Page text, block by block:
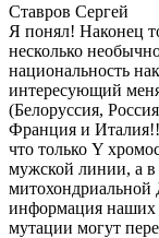
Ставров Сергей
Я понял! Наконец
несколько
национальность
интересующий меня
(Белоруссия,
Франция и
что только Y
мужской линии, а в
митохондриальной
информация наших
мутации могут